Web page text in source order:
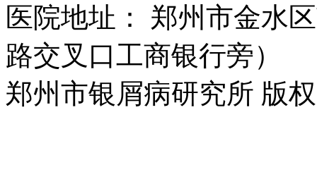
医院地址： 郑州市金水
路交叉口工商银行旁）
郑州市银屑病研究所 版